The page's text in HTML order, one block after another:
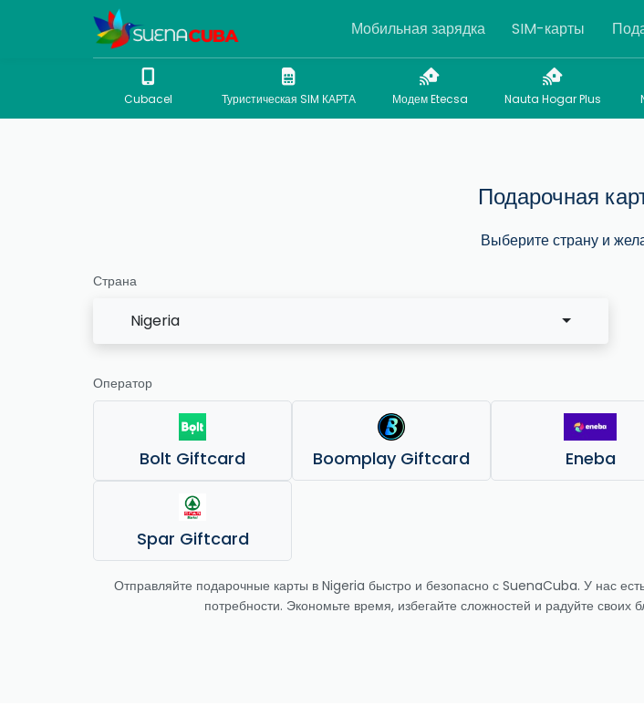
Мобильная зарядка SIM-карты
Cubacel Туристическая SIM КАРТА Модем Etecsa Nauta Hogar Plus
Подарочная
Выберите страну и
Страна
Nigeria
Оператор
Bolt Giftcard Boomplay Giftcard Eneba
Spar Giftcard
Отправляйте подарочные карты в Nigeria быстро и безопасно с SuenaCuba. У нас
потребности. Экономьте время, избегайте сложностей и радуйте